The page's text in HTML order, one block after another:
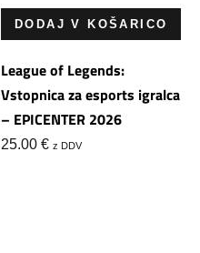
DODAJ V KOŠARICO
League of Legends:
Vstopnica za esports igralca
– EPICENTER 2026
25.00 € z DDV